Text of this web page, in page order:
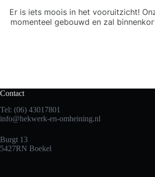
Er is iets moois in het vooruitzicht!
momenteel gebouwd en zal
Contact
Tel: (06) 43017801
info@hekwerk-en-omheining.nl
Burgt 13
5427RN Boekel